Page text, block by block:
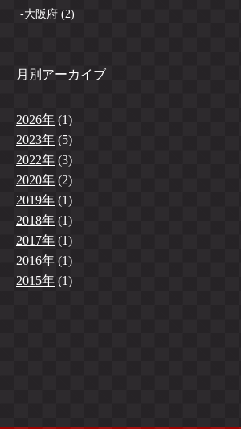
大阪府 (2)
月別アーカイブ
2026年 (1)
2023年 (5)
2022年 (3)
2020年 (2)
2019年 (1)
2018年 (1)
2017年 (1)
2016年 (1)
2015年 (1)